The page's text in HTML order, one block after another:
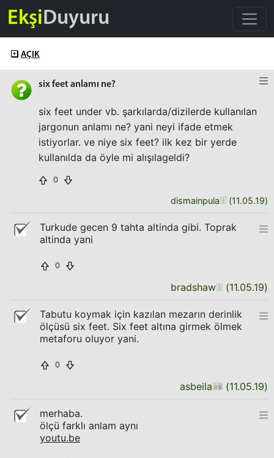
EkşiDuyuru
AÇIK
six feet anlamı ne?
six feet under vb. şarkılarda/dizilerde kullanılan
jargonun anlamı ne? yani neyi ifade etmek
istiyorlar. ve niye six feet? ilk kez bir yerde
kullanılda da öyle mi alışılageldi?
0
dismainpula (11.05.19)
Turkude gecen 9 tahta altinda gibi. Toprak
altinda yani
0
bradshaw (11.05.19)
Tabutu koymak için kazılan mezarın derinlik
ölçüsü six feet. Six feet altına girmek ölmek
metaforu oluyor yani.
0
asbeila (11.05.19)
merhaba.
ölçü farklı anlam aynı
youtu.be